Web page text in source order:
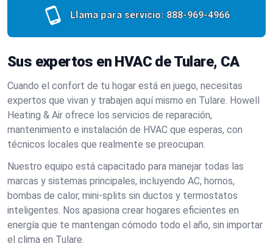
Llama para servicio: 888-969-4966
Sus expertos en HVAC de Tulare, CA
Cuando el confort de tu hogar está en juego, necesitas
expertos que vivan y trabajen aquí mismo en Tulare. Howell
Heating & Air ofrece los servicios de reparación,
mantenimiento e instalación de HVAC que esperas, con
técnicos locales que realmente se preocupan.
Nuestro equipo está capacitado para manejar todas las
marcas y sistemas principales, incluyendo AC, hornos,
bombas de calor, mini-splits sin ductos y termostatos
inteligentes. Nos apasiona crear hogares eficientes en
energía que te mantengan cómodo todo el año, sin importar
el clima en Tulare.